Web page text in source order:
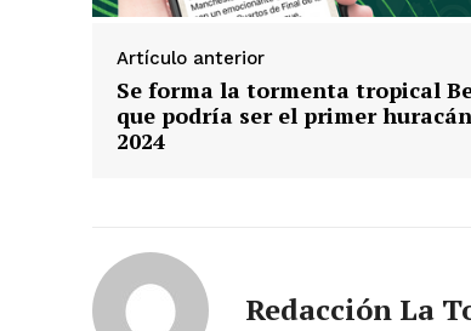
Artículo anterior
Se forma la tormenta tropical
que podría ser el primer
2024
Redacción La